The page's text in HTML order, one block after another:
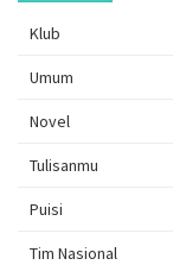
Klub
Umum
Novel
Tulisanmu
Puisi
Tim Nasional